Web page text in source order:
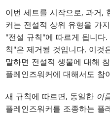
이번 세트를 시작으로, 과거,
커는 전설적 상위 유형을 가
"전설 규칙"에 따르게 됩니다
칙"은 제거될 것입니다. 이것
말하면 전설적 생물에 대해
플레인즈워커에 대해서도 참
새 규칙에 따르면, 동일한 이
플레인즈워커를 조종하는 플